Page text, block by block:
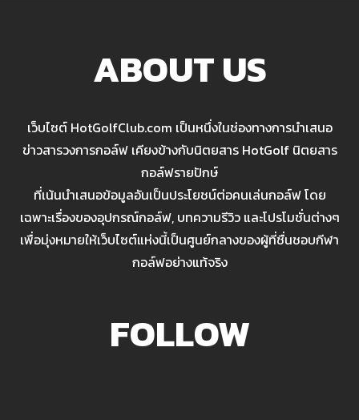
ABOUT US
เว็บไซต์ HotGolfClub.com เป็นหนึ่งในช่องทางการนำเสนอ
ข่าวสารวงการกอล์ฟ เคียงข้างกับนิตยสาร HotGolf นิตยสาร
กอล์ฟรายปักษ์
ที่เน้นนำเสนอข้อมูลอันเป็นประโยชน์ต่อคนเล่นกอล์ฟ โดย
เฉพาะเรื่องของอุปกรณ์กอล์ฟ, บทความรีวิว และโปรโมชั่นต่างๆ
เพื่อมุ่งหมายให้เว็บไซต์แห่งนี้เป็นศูนย์กลางของผู้ที่ชื่นชอบกีฬา
กอล์ฟอย่างแท้จริง
FOLLOW